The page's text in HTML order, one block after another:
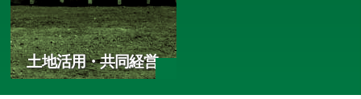
土地活用・共同経営